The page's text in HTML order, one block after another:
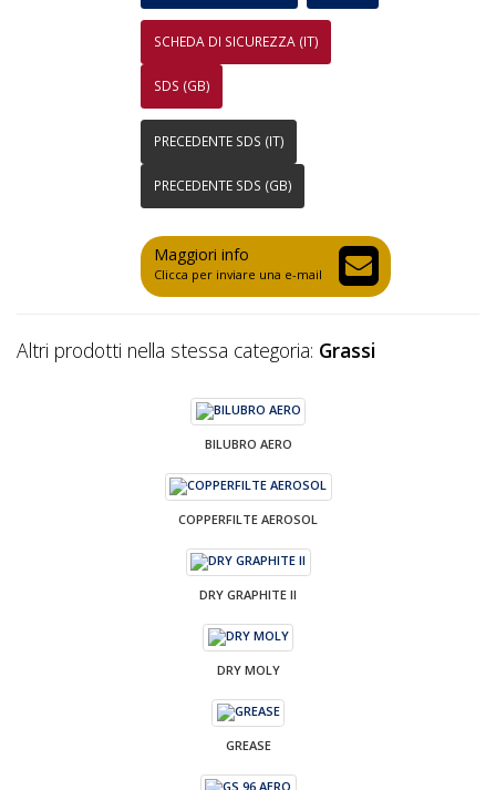
SCHEDA DI SICUREZZA (IT)
SDS (GB)
PRECEDENTE SDS (IT)
PRECEDENTE SDS (GB)
Maggiori info
Clicca per inviare una e-mail
Altri prodotti nella stessa categoria: Grassi
BILUBRO AERO
COPPERFILTE AEROSOL
DRY GRAPHITE II
DRY MOLY
GREASE